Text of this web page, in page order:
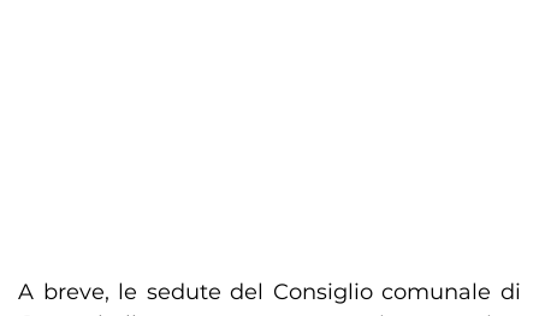
A breve, le sedute del Consiglio comunale di